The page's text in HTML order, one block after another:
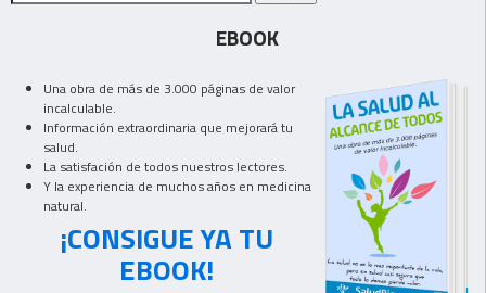
EBOOK
Una obra de más de 3.000 páginas de valor
incalculable.
Información extraordinaria que mejorará tu
salud.
La satisfación de todos nuestros lectores.
Y la experiencia de muchos años en medicina
natural.
¡CONSIGUE YA TU
EBOOK!